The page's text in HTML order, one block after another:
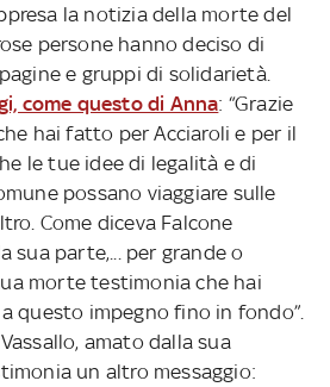
la notizia della morte del
persone hanno deciso di
e gruppi di solidarietà.
come questo di Anna: “Grazie
hai fatto per Acciaroli e per il
le tue idee di legalità e di
possano viaggiare sulle
Come diceva Falcone
sua parte,... per grande o
morte testimonia che hai
questo impegno fino in fondo”.
amato dalla sua
un altro messaggio: